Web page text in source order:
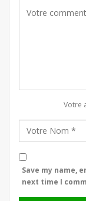
Votre
Save my name,
next time I